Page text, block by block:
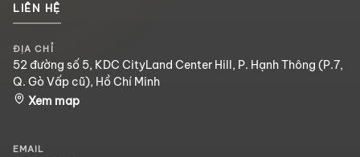
LIÊN HỆ
ĐỊA CHỈ
52 đường số 5, KDC CityLand Center Hill, P. Hạnh Thông (P.7,
Q. Gò Vấp cũ), Hồ Chí Minh
Xem map
EMAIL